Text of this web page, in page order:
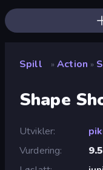
Spill » Action »
Shape
Utvikler
Vurdering
9.5